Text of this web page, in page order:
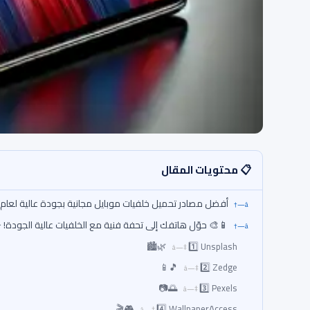
📋 محتويات المقال
أفضل مصادر تحميل خلفيات موبايل مجانية بجودة عالية لعام
📱🎨 حوّل هاتفك إلى تحفة فنية مع الخلفيات عالية
1️⃣ Unsplash 🌿🏙️
2️⃣ Zedge 🎵📱
3️⃣ Pexels 🌅📷